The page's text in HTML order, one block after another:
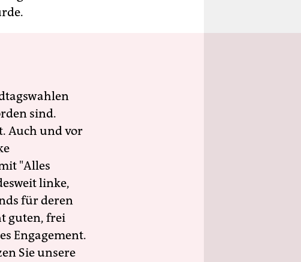
sind.
Auch und vor
"Alles
linke,
für deren
guten, frei
Engagement.
Sie unsere